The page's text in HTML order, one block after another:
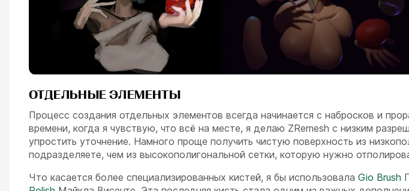
ОТДЕЛЬНЫЕ ЭЛЕМЕНТЫ
Процесс создания отдельных элементов всегда начинается с набросков и
времени, когда я чувствую, что всё на месте, я делаю ZRemesh с низким
упростить уточнение. Намного проще получить чистую поверхность из
подразделяете, чем из высокополигональной сетки, которую нужно
Что касается более специализированных кистей, я бы использовала Gio Brush